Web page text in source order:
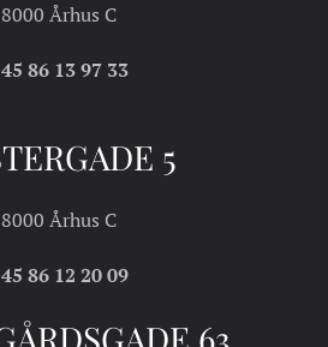
8000 Århus C
86 13 97 33
5
8000 Århus C
86 12 20 09
63